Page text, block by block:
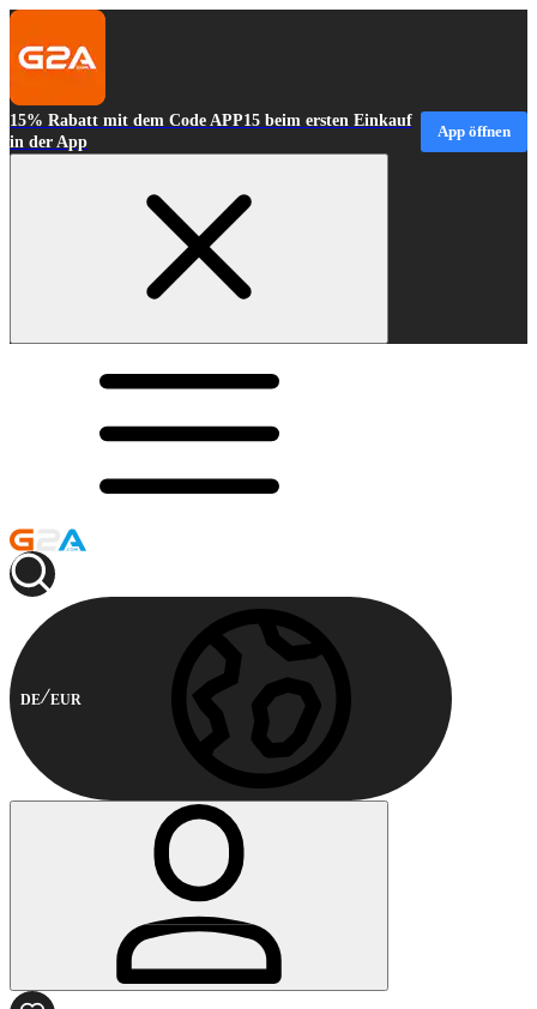
15% Rabatt mit dem Code APP15 beim ersten Einkauf
in der App
App öffnen
DE EUR